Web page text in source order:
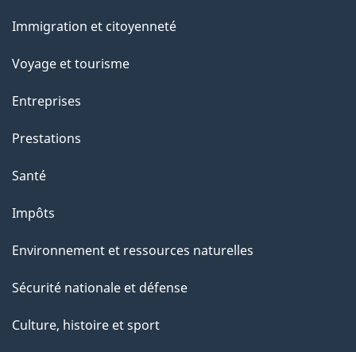
sujets
Immigration et citoyenneté
Voyage et tourisme
Entreprises
Prestations
Santé
Impôts
Environnement et ressources naturelles
Sécurité nationale et défense
Culture, histoire et sport